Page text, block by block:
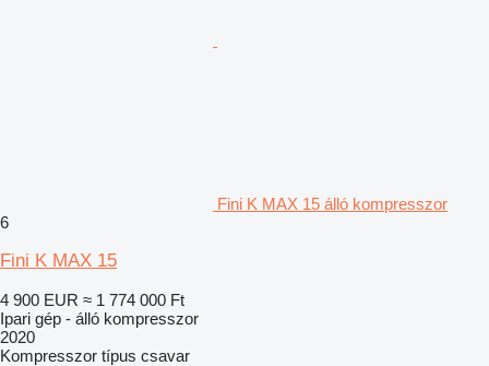
Fini K MAX 15 álló kompresszor
6
Fini K MAX 15
4 900 EUR ≈ 1 774 000 Ft
Ipari gép - álló kompresszor
2020
Kompresszor típus csavar